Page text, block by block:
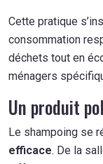
Cette pratique
consommation
déchets tout en
ménagers
Un produit
Le shampoing se
efficace. De la